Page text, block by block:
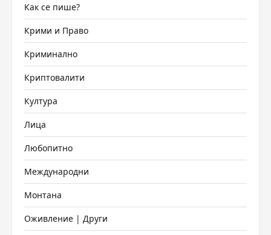
Как се пише?
Крими и Право
Криминално
Криптовалити
Култура
Лица
Любопитно
Международни
Монтана
Оживление | Други